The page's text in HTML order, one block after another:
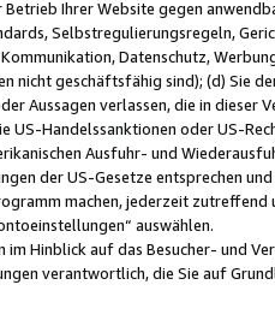
Ihrer Website gegen
Selbstregulierungsregeln,
Datenschutz,
nicht geschäftsfähig sind); (d) Sie
Aussagen verlassen, die in dieser
Handelssanktionen oder US-
Ausfuhr- und
der US-Gesetze entsprechen
machen, jederzeit
auswählen.
Hinblick auf das Besucher- und
verantwortlich, die Sie auf